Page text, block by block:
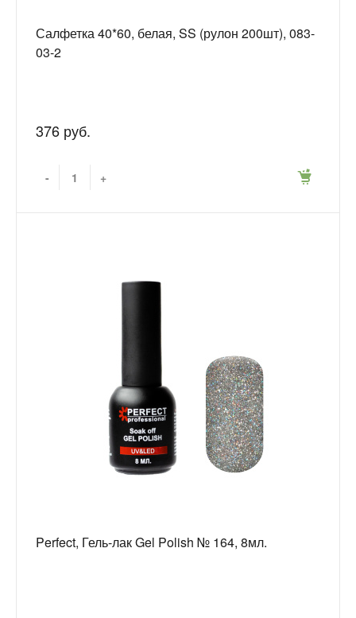
Салфетка 40*60, белая, SS (рулон 200шт), 083-
03-2
376 руб.
- +
Perfect, Гель-лак Gel Polish № 164, 8мл.